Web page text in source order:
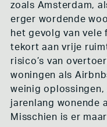
zoals Amsterdam,
erger wordende
het gevolg van vele
tekort aan vrije
risico’s van
woningen als
weinig oplossingen,
jarenlang wonende
Misschien is er